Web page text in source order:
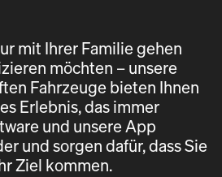
mit Ihrer Familie gehen
möchten – unsere
Fahrzeuge bieten Ihnen
Erlebnis, das immer
und unsere App
und sorgen dafür, dass Sie
Ziel kommen.